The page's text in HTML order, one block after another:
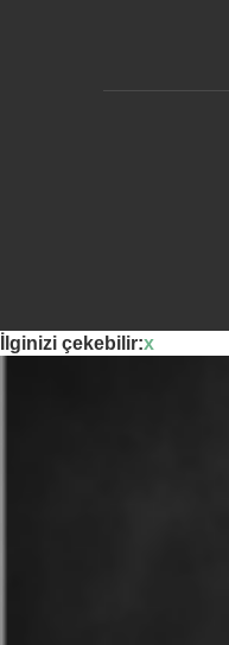
İlginizi çekebilir:x